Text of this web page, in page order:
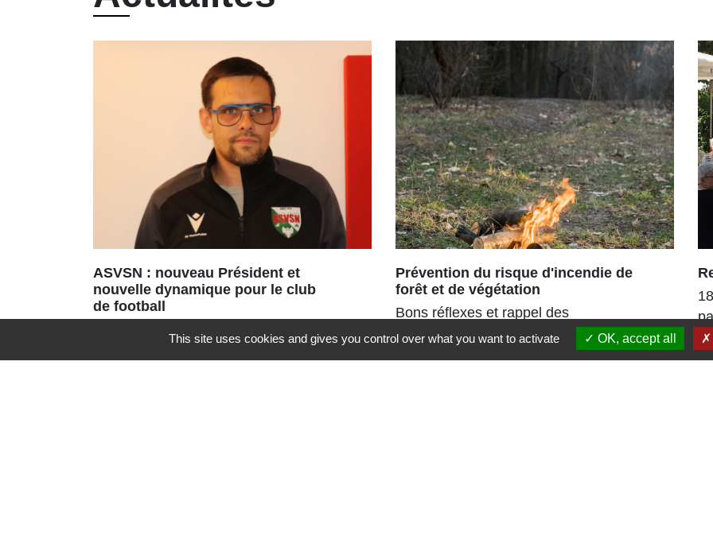
ASVSN : nouveau Président et
nouvelle dynamique pour le club
de football
portée à la tête de l’ASVSN avec le
Prévention du risque d'incendie de
forêt et de végétation
Bons réflexes et rappel des
interdictions
This site uses cookies and gives you control over what you want to activate OK, accept all